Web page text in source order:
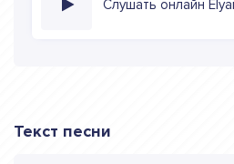
Слушать онлайн
Текст песни